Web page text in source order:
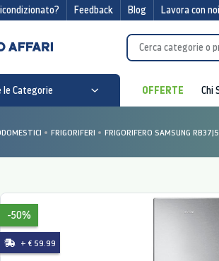
Feedback Blog Lavora con noi
Categorie OFFERTE Chi
FRIGORIFERI FRIGORIFERO SAMSUNG
-50%
+ € 59.99